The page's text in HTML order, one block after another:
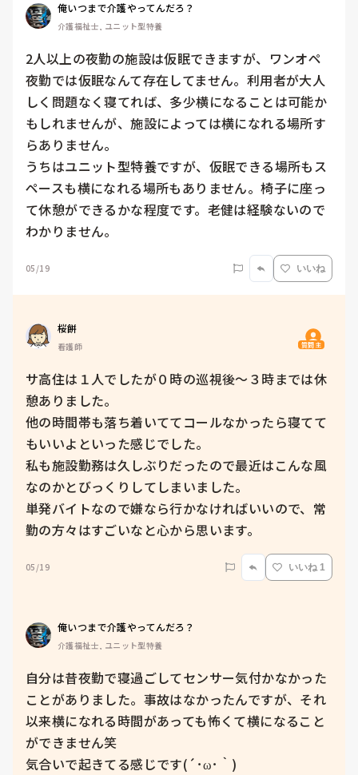
俺いつまで介護やってんだろ？
介護福祉士, ユニット型特養
2人以上の夜勤の施設は仮眠できますが、ワンオペ
夜勤では仮眠なんて存在してません。利用者が大人
しく問題なく寝てれば、多少横になることは可能か
もしれませんが、施設によっては横になれる場所す
らありません。
うちはユニット型特養ですが、仮眠できる場所もス
ペースも横になれる場所もありません。椅子に座っ
て休憩ができるかな程度です。老健は経験ないので
わかりません。
05/19 いいね
桜餅
看護師 質問主
サ高住は１人でしたが０時の巡視後～３時までは休
憩ありました。
他の時間帯も落ち着いててコールなかったら寝てて
もいいよといった感じでした。
私も施設勤務は久しぶりだったので最近はこんな風
なのかとびっくりしてしまいました。
単発バイトなので嫌なら行かなければいいので、常
勤の方々はすごいなと心から思います。
05/19 いいね 1
俺いつまで介護やってんだろ？
介護福祉士, ユニット型特養
自分は昔夜勤で寝過ごしてセンサー気付かなかった
ことがありました。事故はなかったんですが、それ
以来横になれる時間があっても怖くて横になること
ができません笑
気合いで起きてる感じです(´･ω･｀)